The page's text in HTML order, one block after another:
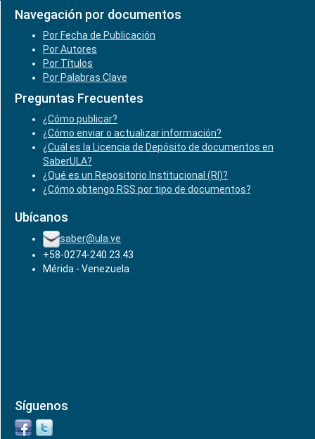
Navegación por documentos
Por Fecha de Publicación
Por Autores
Por Títulos
Por Palabras Clave
Preguntas Frecuentes
¿Cómo publicar?
¿Cómo enviar o actualizar información?
¿Cuál es la Licencia de Depósito de documentos en
SaberULA?
¿Qué es un Repositorio Institucional (RI)?
¿Cómo obtengo RSS por tipo de documentos?
Ubícanos
saber@ula.ve
+58-0274-240.23.43
Mérida - Venezuela
Síguenos